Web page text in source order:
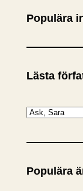
Populära
Lästa
K
t
g
Populära